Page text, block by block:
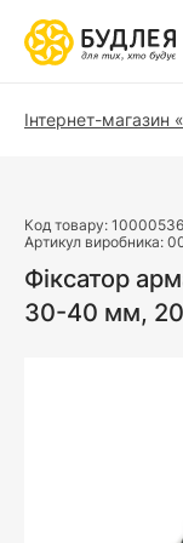
Інтернет-магазин
Код товару:
Артикул виробника:
Фіксатор
30-40 мм,